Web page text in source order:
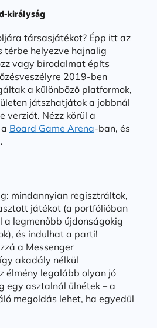
királyság
társasjátékot? Épp itt az
térbe helyezve hajnalig
vagy birodalmat építs
2019-ben
a különböző platformok,
játszhatjátok a jobbnál
verziót. Nézz körül a
Board Game Arena-ban, és
mindannyian regisztráltok,
játékot (a portfólióban
a legmenőbb újdonságokig
és indulhat a parti!
a Messenger
akadály nélkül
élmény legalább olyan jó
egy asztalnál ülnétek – a
megoldás lehet, ha egyedül